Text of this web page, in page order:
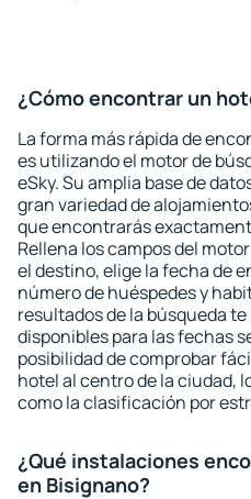
¿Cómo encontrar un
La forma más rápida de
es utilizando el motor de
eSky. Su amplia base de
gran variedad de
que encontrarás
Rellena los campos del
el destino, elige la fecha de
número de huéspedes y
resultados de la búsqueda
disponibles para las fechas
posibilidad de comprobar
hotel al centro de la ciudad,
como la clasificación por
¿Qué instalaciones
en Bisignano?